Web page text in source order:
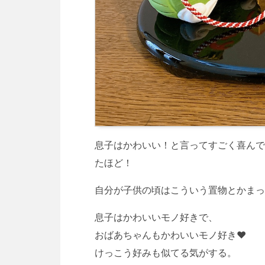
息子はかわいい！と言ってすごく喜ん
たほど！
自分が子供の頃はこういう置物とかま
息子はかわいいモノ好きで、
おばあちゃんもかわいいモノ好き❤️
けっこう好みも似てる気がする。